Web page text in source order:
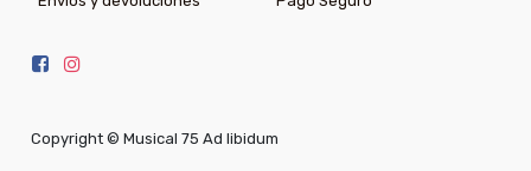
Copyright © Musical 75 Ad libidum